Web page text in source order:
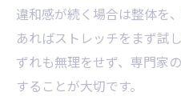
違和感が続く場合は整体を
あればストレッチをまず試
ずれも無理をせず、専門家
することが大切です。